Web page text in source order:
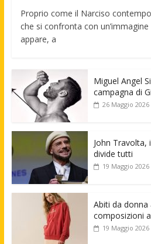
Proprio come il Narciso
che si confronta con
appare, a
Miguel Angel
campagna di
26 Maggio 2026
John Travolta,
divide tutti
19 Maggio 2026
Abiti da
composizioni
19 Maggio 2026